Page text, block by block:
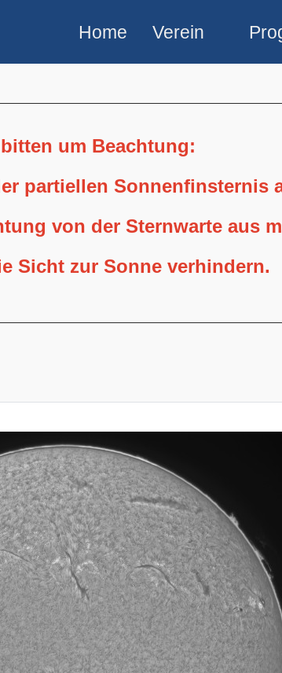
Home Verein
um Beachtung:
partiellen Sonnenfinsternis
von der Sternwarte aus
Sicht zur Sonne verhindern.